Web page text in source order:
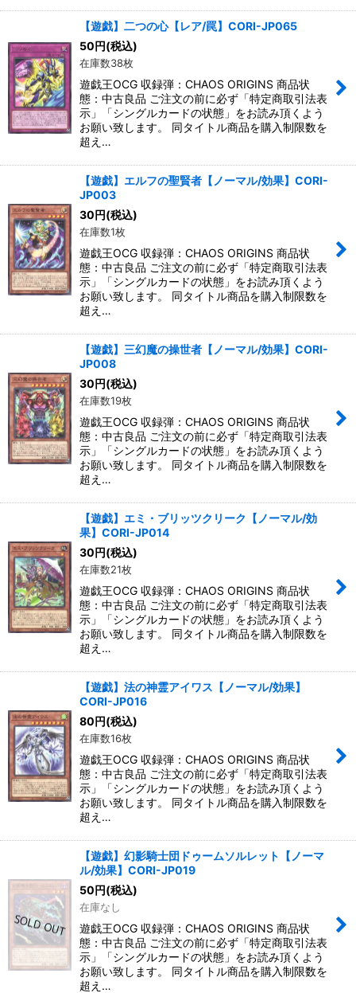
【遊戯】二つの心【レア/罠】CORI-JP065
50円(税込)
在庫数38枚
遊戯王OCG 収録弾：CHAOS ORIGINS 商品状
態：中古良品 ご注文の前に必ず「特定商取引法表
示」「シングルカードの状態」をお読み頂くよう
お願い致します。 同タイトル商品を購入制限数を
超え…
【遊戯】エルフの聖賢者【ノーマル/効果】CORI-
JP003
30円(税込)
在庫数1枚
遊戯王OCG 収録弾：CHAOS ORIGINS 商品状
態：中古良品 ご注文の前に必ず「特定商取引法表
示」「シングルカードの状態」をお読み頂くよう
お願い致します。 同タイトル商品を購入制限数を
超え…
【遊戯】三幻魔の操世者【ノーマル/効果】CORI-
JP008
30円(税込)
在庫数19枚
遊戯王OCG 収録弾：CHAOS ORIGINS 商品状
態：中古良品 ご注文の前に必ず「特定商取引法表
示」「シングルカードの状態」をお読み頂くよう
お願い致します。 同タイトル商品を購入制限数を
超え…
【遊戯】エミ・ブリッツクリーク【ノーマル/効
果】CORI-JP014
30円(税込)
在庫数21枚
遊戯王OCG 収録弾：CHAOS ORIGINS 商品状
態：中古良品 ご注文の前に必ず「特定商取引法表
示」「シングルカードの状態」をお読み頂くよう
お願い致します。 同タイトル商品を購入制限数を
超え…
【遊戯】法の神霊アイワス【ノーマル/効果】
CORI-JP016
80円(税込)
在庫数16枚
遊戯王OCG 収録弾：CHAOS ORIGINS 商品状
態：中古良品 ご注文の前に必ず「特定商取引法表
示」「シングルカードの状態」をお読み頂くよう
お願い致します。 同タイトル商品を購入制限数を
超え…
【遊戯】幻影騎士団ドゥームソルレット【ノーマ
ル/効果】CORI-JP019
50円(税込)
在庫なし
遊戯王OCG 収録弾：CHAOS ORIGINS 商品状
態：中古良品 ご注文の前に必ず「特定商取引法表
示」「シングルカードの状態」をお読み頂くよう
お願い致します。 同タイトル商品を購入制限数を
超え…